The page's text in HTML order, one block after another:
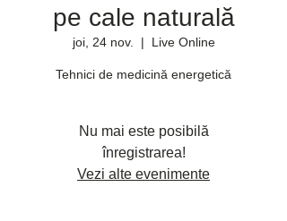
pe cale naturală
joi, 24 nov.
  |
Live Online
Tehnici de medicină energetică
Nu mai este posibilă
înregistrarea!
Vezi alte evenimente